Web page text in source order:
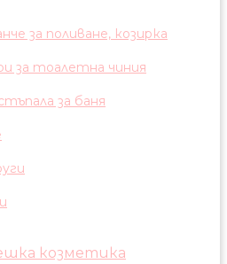
за поливане, козирка
за тоалетна чиния
за баня
козметика